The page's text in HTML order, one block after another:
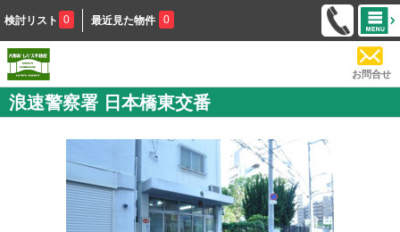
検討リスト 0 最近見た物件 0
お問合せ
浪速警察署 日本橋東交番